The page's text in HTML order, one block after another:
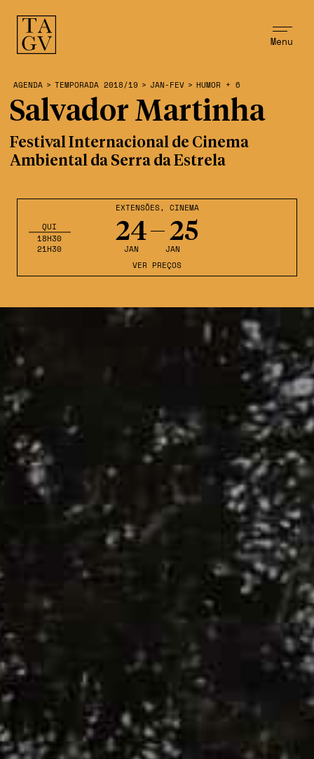
Menu
EXTENSÕES, CINEMA
24
JAN
25
JAN
QUI
18H30
21H30
VER PREÇOS
AGENDA > TEMPORADA 2018/19 > JAN-FEV > HUMOR + 6
Salvador Martinha
Festival Internacional de Cinema
Ambiental da Serra da Estrela